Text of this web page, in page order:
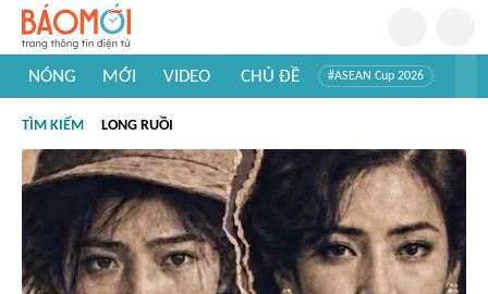
NÓNG MỚI VIDEO CHỦ ĐỀ #ASEAN Cup 2026
#Khám phá thế giới
TÌM KIẾM LONG RUỒI